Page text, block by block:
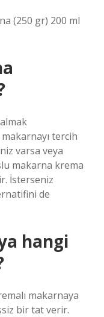
(250 gr) 200 ml
tercih
varsa veya
makarna krema
İsterseniz
de
hangi
makarnaya
bir tat verir.